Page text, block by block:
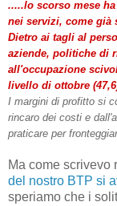
.....lo scorso mese
nei servizi, come già
Dietro ai tagli al
aziende, politiche di
all'occupazione
livello di ottobre
I margini di profitto si
rincaro dei costi e
praticare per
Ma come scrivevo
del nostro BTP si
speriamo che i